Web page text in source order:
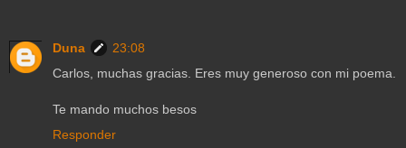
Duna
23:08
Carlos, muchas gracias. Eres muy generoso con mi poema.
Te mando muchos besos
Responder